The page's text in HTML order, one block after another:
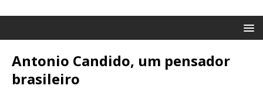
Antonio Candido, um pensador
brasileiro